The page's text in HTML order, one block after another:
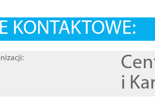
KONTAKTOWE:
i